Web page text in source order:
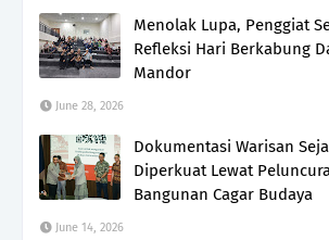
Menolak Lupa, Penggiat
Refleksi Hari Berkabung
Mandor
June 28, 2026
Dokumentasi Warisan
Diperkuat Lewat
Bangunan Cagar Budaya
June 14, 2026